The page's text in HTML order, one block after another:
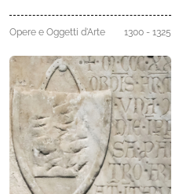
Opere e Oggetti d'Arte 1300 - 1325